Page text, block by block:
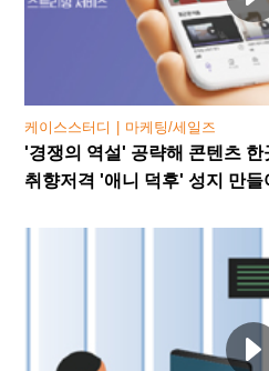
케이스스터디 마케팅/세일즈
'경쟁의 역설' 공략해 콘텐츠 한
취향저격 '애니 덕후' 성지 만들